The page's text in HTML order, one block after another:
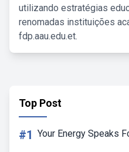
utilizando estratégias
renomadas instituições
fdp.aau.edu.et.
Top Post
#1 Your Energy Speaks